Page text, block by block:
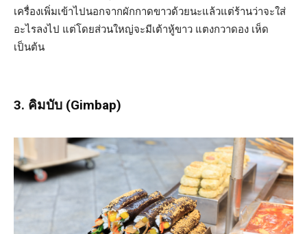
เครื่องเพิ่มเข้าไปนอกจากผักกาดขาวด้วยนะแล้วแต่ร้านว่าจะใส่
อะไรลงไป แต่โดยส่วนใหญ่จะมีเต้าหู้ขาว แตงกวาดอง เห็ด
เป็นต้น
3. คิมบับ (Gimbap)